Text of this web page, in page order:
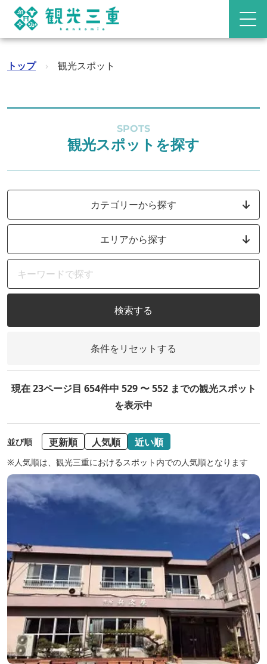
トップ › 観光スポット
SPOTS
観光スポットを探す
カテゴリーから探す
エリアから探す
検索する
条件をリセットする
現在 23ページ目 654件中 529 〜 552 までの観光スポット
を表示中
並び順 更新順 人気順 近い順
※人気順は、観光三重におけるスポット内での人気順となります